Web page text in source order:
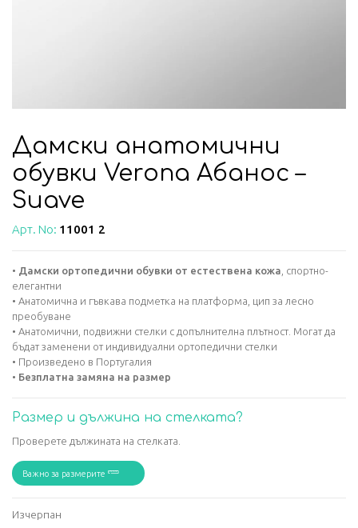
Дамски анатомични
обувки Verona Абанос –
Suave
Арт. No: 11001 2
• Дамски ортопедични обувки от естествена кожа , спортно-
елегантни
• Анатомична и гъвкава подметка на платформа, цип за лесно
преобуване
• Анатомични, подвижни стелки с допълнителна плътност. Могат да
бъдат заменени от индивидуални ортопедични стелки
• Произведено в Португалия
• Безплатна замяна на размер
Размер и дължина на стелката?
Проверете дължината на стелката.
Важно за размерите
Изчерпан